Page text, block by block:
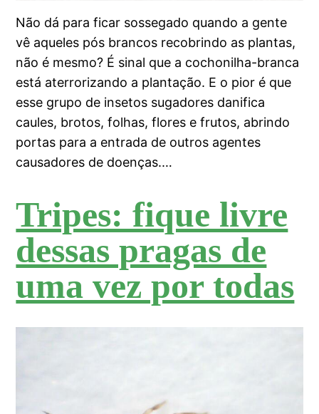
Não dá para ficar sossegado quando a gente
vê aqueles pós brancos recobrindo as plantas,
não é mesmo? É sinal que a cochonilha-branca
está aterrorizando a plantação. E o pior é que
esse grupo de insetos sugadores danifica
caules, brotos, folhas, flores e frutos, abrindo
portas para a entrada de outros agentes
causadores de doenças.…
Tripes: fique livre
dessas pragas de
uma vez por todas